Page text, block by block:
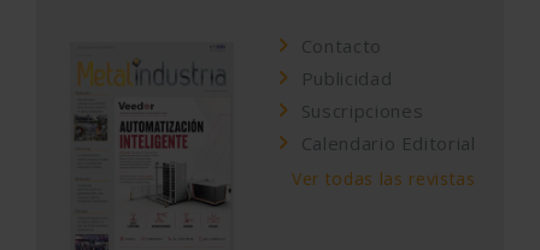
Contacto
Publicidad
Suscripciones
Calendario Editorial
Ver todas las revistas